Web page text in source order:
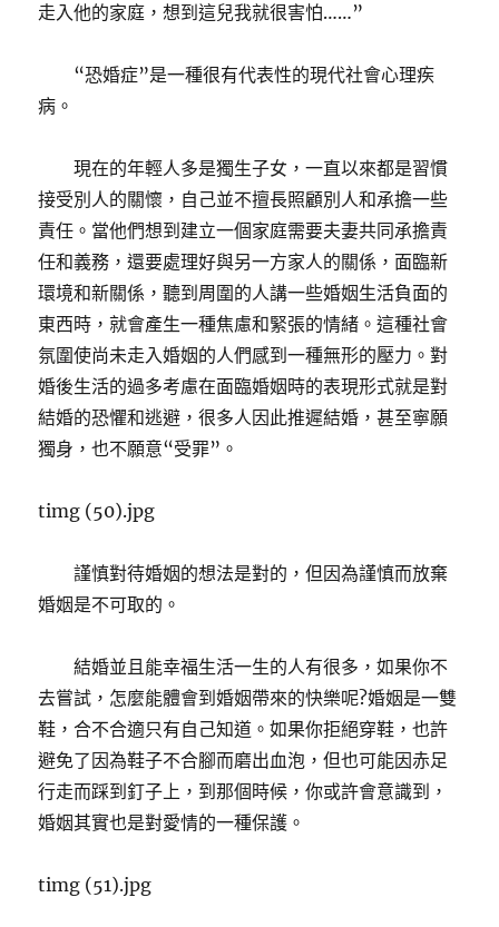
走入他的家庭，想到這兒我就很害怕……”
“恐婚症”是一種很有代表性的現代社會心理疾
病。
現在的年輕人多是獨生子女，一直以來都是習慣
接受別人的關懷，自己並不擅長照顧別人和承擔一些
責任。當他們想到建立一個家庭需要夫妻共同承擔責
任和義務，還要處理好與另一方家人的關係，面臨新
環境和新關係，聽到周圍的人講一些婚姻生活負面的
東西時，就會產生一種焦慮和緊張的情緒。這種社會
氛圍使尚未走入婚姻的人們感到一種無形的壓力。對
婚後生活的過多考慮在面臨婚姻時的表現形式就是對
結婚的恐懼和逃避，很多人因此推遲結婚，甚至寧願
獨身，也不願意“受罪”。
timg (50).jpg
謹慎對待婚姻的想法是對的，但因為謹慎而放棄
婚姻是不可取的。
結婚並且能幸福生活一生的人有很多，如果你不
去嘗試，怎麼能體會到婚姻帶來的快樂呢?婚姻是一雙
鞋，合不合適只有自己知道。如果你拒絕穿鞋，也許
避免了因為鞋子不合腳而磨出血泡，但也可能因赤足
行走而踩到釘子上，到那個時候，你或許會意識到，
婚姻其實也是對愛情的一種保護。
timg (51).jpg